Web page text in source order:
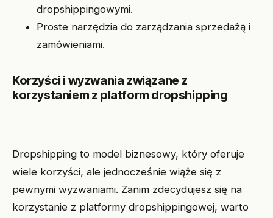
dropshippingowymi.
Proste narzędzia do zarządzania sprzedażą i
zamówieniami.
Korzyści i wyzwania związane z
korzystaniem z platform dropshipping
Dropshipping to model biznesowy, który oferuje
wiele korzyści, ale jednocześnie wiąże się z
pewnymi wyzwaniami. Zanim zdecydujesz się na
korzystanie z platformy dropshippingowej, warto